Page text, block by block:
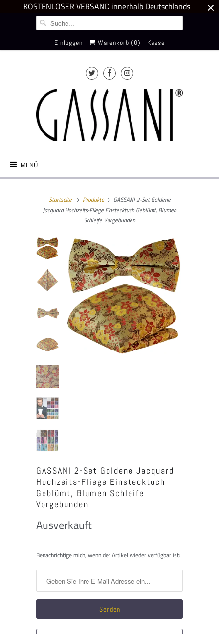
KOSTENLOSER VERSAND innerhalb Deutschlands
Einloggen Warenkorb (0) Kasse
MENÜ
Startseite Produkte
GASSANI 2-Set Goldene
Jacquard Hochzeits-Fliege Einstecktuch Geblümt, Blumen
Schleife Vorgebunden
GASSANI 2-Set Goldene Jacquard
Hochzeits-Fliege Einstecktuch
Geblümt, Blumen Schleife
Vorgebunden
Ausverkauft
Benachrichtigen
wenn
verfügbar
ist:
Benachrichtige mich, wenn der Artikel wieder verfügbar ist: